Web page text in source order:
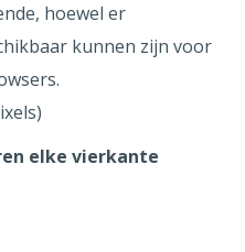
hoewel er
kunnen zijn voor
elke vierkante